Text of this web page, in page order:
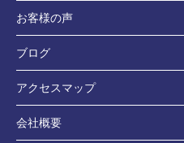
お客様の声
ブログ
アクセスマップ
会社概要